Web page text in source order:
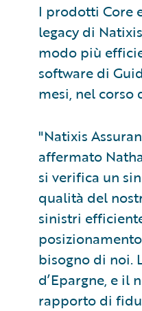
I prodotti Core
legacy di
modo più
software di
mesi, nel corso
"Natixis
affermato
si verifica un
qualità del
sinistri
bisogno di noi.
d’Epargne, e il
rapporto di